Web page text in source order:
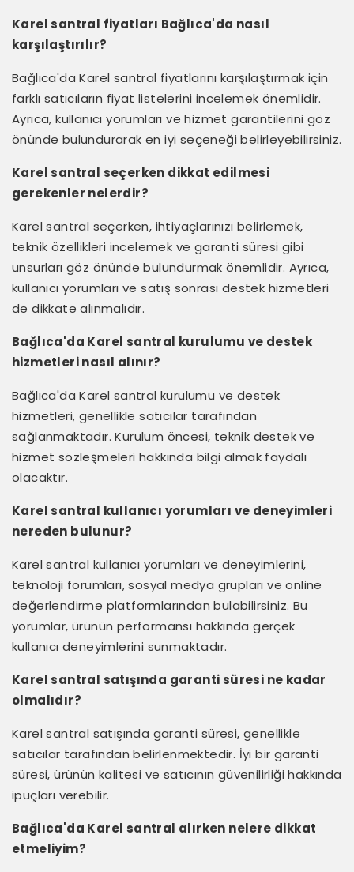
Karel santral fiyatları Bağlıca'da nasıl
karşılaştırılır?
Bağlıca'da Karel santral fiyatlarını karşılaştırmak için
farklı satıcıların fiyat listelerini incelemek önemlidir.
Ayrıca, kullanıcı yorumları ve hizmet garantilerini göz
önünde bulundurarak en iyi seçeneği belirleyebilirsiniz.
Karel santral seçerken dikkat edilmesi
gerekenler nelerdir?
Karel santral seçerken, ihtiyaçlarınızı belirlemek,
teknik özellikleri incelemek ve garanti süresi gibi
unsurları göz önünde bulundurmak önemlidir. Ayrıca,
kullanıcı yorumları ve satış sonrası destek hizmetleri
de dikkate alınmalıdır.
Bağlıca'da Karel santral kurulumu ve destek
hizmetleri nasıl alınır?
Bağlıca'da Karel santral kurulumu ve destek
hizmetleri, genellikle satıcılar tarafından
sağlanmaktadır. Kurulum öncesi, teknik destek ve
hizmet sözleşmeleri hakkında bilgi almak faydalı
olacaktır.
Karel santral kullanıcı yorumları ve deneyimleri
nereden bulunur?
Karel santral kullanıcı yorumları ve deneyimlerini,
teknoloji forumları, sosyal medya grupları ve online
değerlendirme platformlarından bulabilirsiniz. Bu
yorumlar, ürünün performansı hakkında gerçek
kullanıcı deneyimlerini sunmaktadır.
Karel santral satışında garanti süresi ne kadar
olmalıdır?
Karel santral satışında garanti süresi, genellikle
satıcılar tarafından belirlenmektedir. İyi bir garanti
süresi, ürünün kalitesi ve satıcının güvenilirliği hakkında
ipuçları verebilir.
Bağlıca'da Karel santral alırken nelere dikkat
etmeliyim?